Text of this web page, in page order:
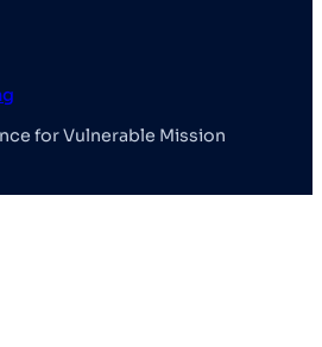
for Vulnerable Mission